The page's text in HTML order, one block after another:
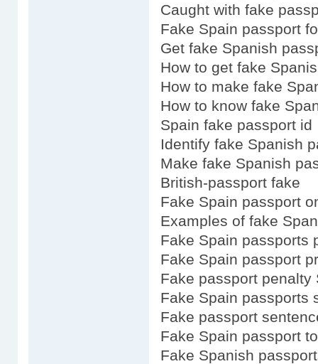
Caught with fake
Fake Spain passport
Get fake Spanish
How to get fake
How to make fake
How to know fake
Spain fake passport id
Identify fake Spanish
Make fake Spanish
British-passport fake
Fake Spain passport
Examples of fake
Fake Spain passports
Fake Spain passport
Fake passport penalty
Fake Spain passports
Fake passport
Fake Spain passport
Fake Spanish